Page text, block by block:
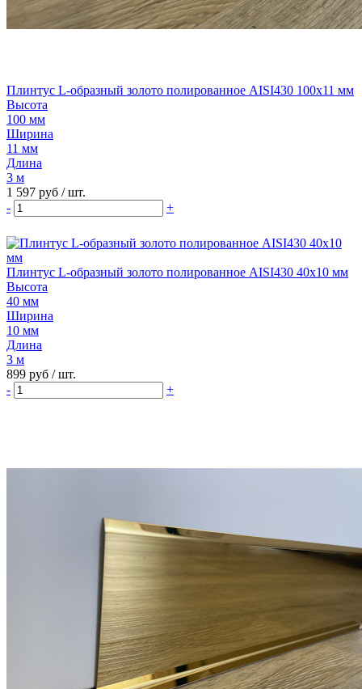
Плинтус L-образный золото полированное AISI430 100х11 мм
Высота
100 мм
Ширина
11 мм
Длина
3 м
1 597 руб / шт.
-
+
Плинтус L-образный золото полированное AISI430 40х10 мм
Высота
40 мм
Ширина
10 мм
Длина
3 м
899 руб / шт.
-
+